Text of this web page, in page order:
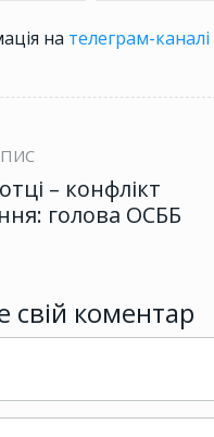
на телеграм-каналі
– конфлікт
голова ОСББ
свій коментар